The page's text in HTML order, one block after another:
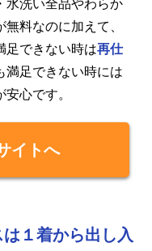
水洗い全品やわらか
料なのに加えて、
足できない時は再仕
満足できない時には
心です。
イトへ
１着から出し入